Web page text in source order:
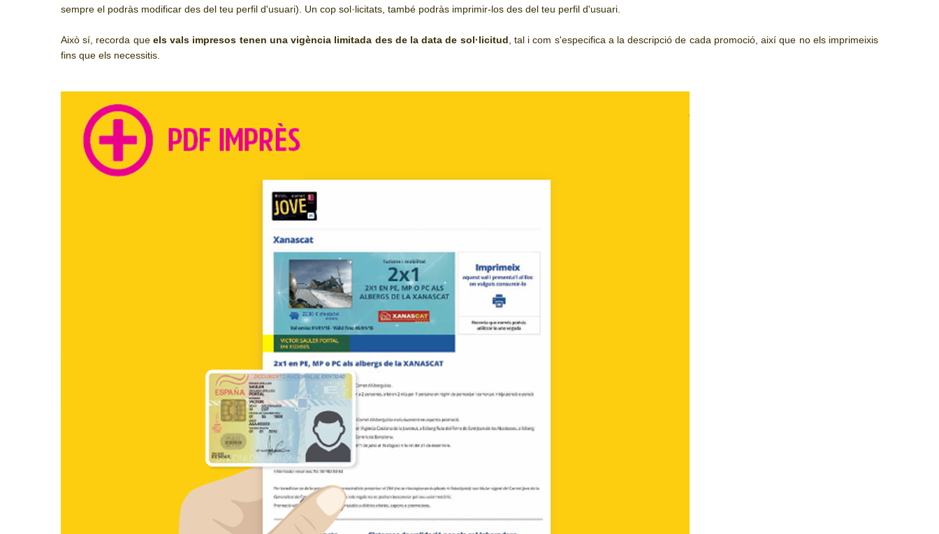
sempre el podràs modificar des del teu perfil d'usuari). Un cop sol·licitats, també podràs imprimir-los des del teu perfil d'usuari.
Això sí, recorda que els vals impresos tenen una vigència limitada des de la data de sol·licitud , tal i com s'especifica a la descripció de cada promoció, així que no els imprimeixis
fins que els necessitis.